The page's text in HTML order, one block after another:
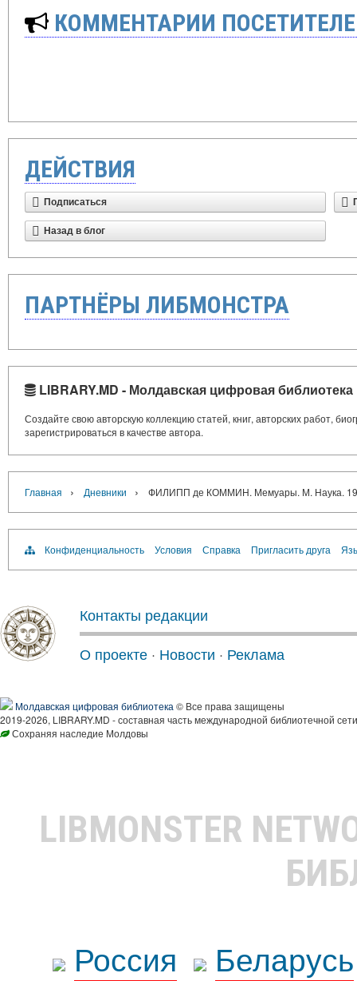
КОММЕНТАРИИ
ДЕЙСТВИЯ
Подписаться
Назад в блог
ПАРТНЁРЫ ЛИБМОНСТРА
LIBRARY.MD - Молдавская цифровая библиотека
Создайте свою авторскую коллекцию статей, книг, авторских работ,
зарегистрироваться в качестве автора.
Главная › Дневники › ФИЛИПП де КОММИН. Мемуары. М. Наука.
Конфиденциальность Условия Справка Пригласить друга
Контакты редакции
О проекте · Новости · Реклама
Молдавская цифровая библиотека © Все права защищены
2019-2026, LIBRARY.MD - составная часть международной библиотечной
Сохраняя наследие Молдовы
LIBMONSTER
Россия
Беларусь